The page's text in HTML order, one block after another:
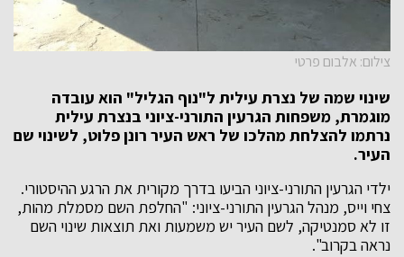
צילום: אלבום פרטי
שינוי שמה של נצרת עילית ל"נוף הגליל" הוא עובדה
מוגמרת, משפחות הגרעין התורני-ציוני בנצרת עילית
נרתמו להצלחת מהלכו של ראש העיר רונן פלוט, לשינוי שם
העיר.
ילדי הגרעין התורני-ציוני הביעו בדרך מקורית את הרגע ההיסטורי.
צחי וייס, מנהל הגרעין התורני-ציוני: "החלפת השם מסמלת מהות,
זו לא סמנטיקה, לשם העיר יש משמעות ואת תוצאות שינוי השם
נראה בקרוב".